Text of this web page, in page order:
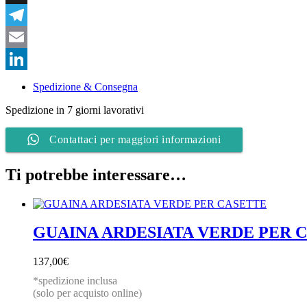
quantità
X
Telegram
Email
LinkedIn
Spedizione & Consegna
Spedizione in 7 giorni lavorativi
Contattaci per maggiori informazioni
Ti potrebbe interessare…
GUAINA ARDESIATA VERDE PER
137,00€
*spedizione inclusa
(solo per acquisto online)